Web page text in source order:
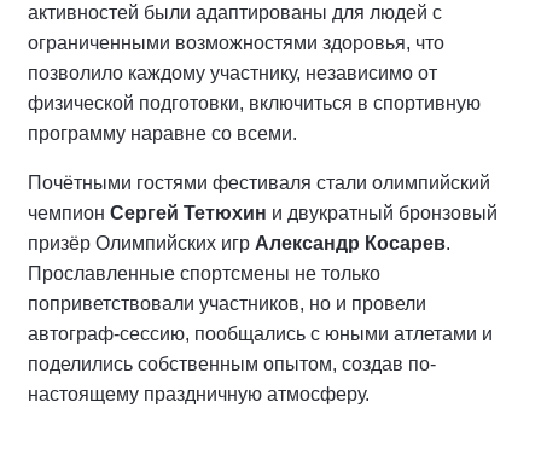
активностей были адаптированы для людей с
ограниченными возможностями здоровья, что
позволило каждому участнику, независимо от
физической подготовки, включиться в спортивную
программу наравне со всеми.
Почётными гостями фестиваля стали олимпийский
чемпион Сергей Тетюхин и двукратный бронзовый
призёр Олимпийских игр Александр Косарев.
Прославленные спортсмены не только
поприветствовали участников, но и провели
автограф-сессию, пообщались с юными атлетами и
поделились собственным опытом, создав по-
настоящему праздничную атмосферу.